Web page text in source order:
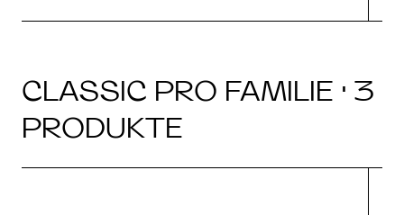
CLASSIC PRO FAMILIE · 3
PRODUKTE